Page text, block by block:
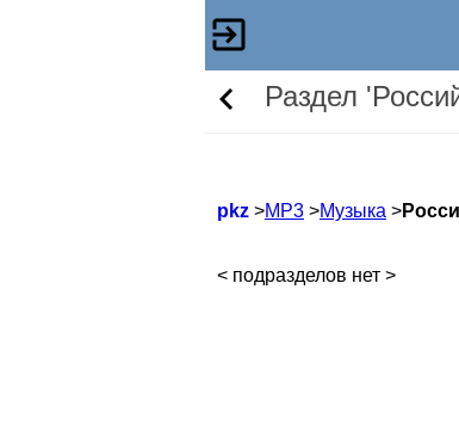
Раздел
pkz >МР3 >Музыка >
< подразделов нет >